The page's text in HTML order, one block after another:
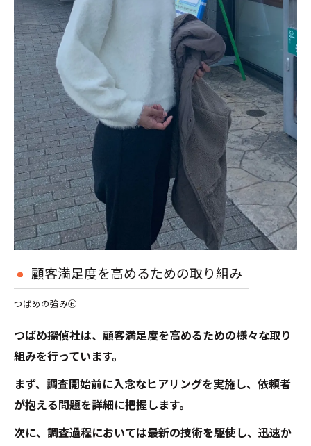
顧客満足度を高めるための取り組み
つばめの強み⑥
つばめ探偵社は、顧客満足度を高めるための様々な取り
組みを行っています。
まず、調査開始前に入念なヒアリングを実施し、依頼者
が抱える問題を詳細に把握します。
次に、調査過程においては最新の技術を駆使し、迅速か